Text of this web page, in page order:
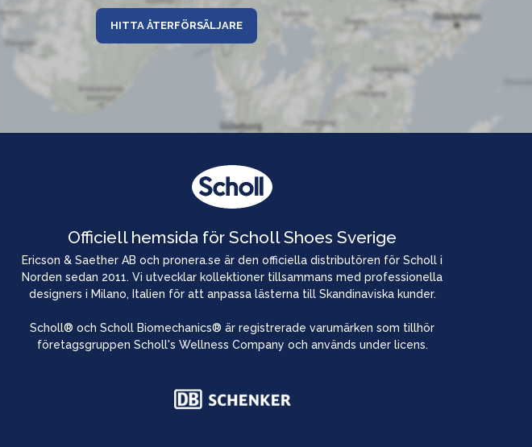
HITTA ÅTERFÖRSÄLJARE
Officiell hemsida för Scholl Shoes Sverige
Ericson & Saether AB och pronera.se är den officiella distributören för Scholl i
Norden sedan 2011. Vi utvecklar kollektioner tillsammans med professionella
designers i Milano, Italien för att anpassa lästerna till Skandinaviska kunder.
Scholl® och Scholl Biomechanics® är registrerade varumärken som tillhör
företagsgruppen Scholl's Wellness Company och används under licens.